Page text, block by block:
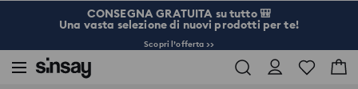
CONSEGNA GRATUITA su tutto 🎒
Una vasta selezione di nuovi prodotti per te!
Scopri l’offerta >>